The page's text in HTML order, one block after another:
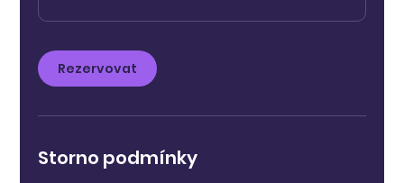
Rezervovat
Storno podmínky